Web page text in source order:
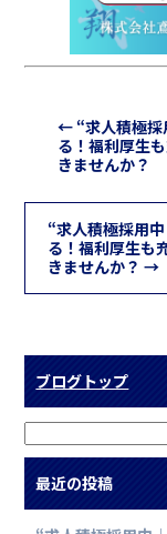
← “求人積極
る！福利厚生
きませんか？
“求人積極採用
る！福利厚生も
きませんか？→
ブログトップ
最近の投稿